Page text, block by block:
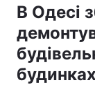
В Одесі
будинках